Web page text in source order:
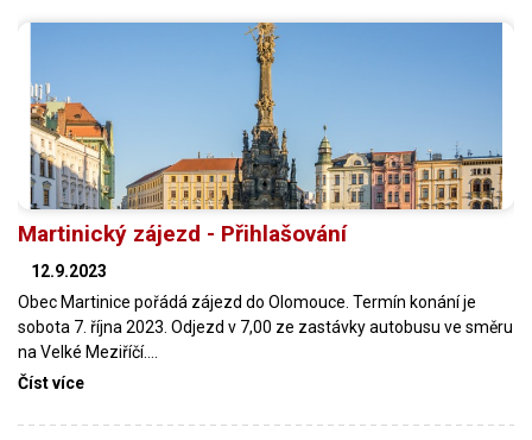
Martinický zájezd - Přihlašování
12.9.2023
Obec Martinice pořádá zájezd do Olomouce. Termín konání je
sobota 7. října 2023. Odjezd v 7,00 ze zastávky autobusu ve směru
na Velké Meziříčí.…
Číst více